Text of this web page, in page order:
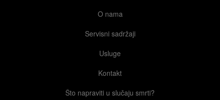
O nama
Servisni sadržaji
Usluge
Kontakt
Što napraviti u slučaju smrti?